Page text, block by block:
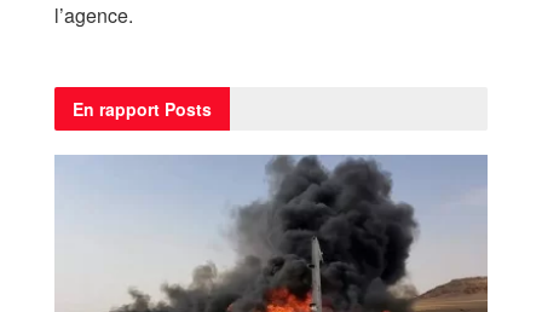
l’agence.
En rapport Posts